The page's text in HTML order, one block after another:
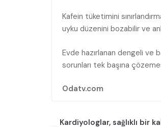
Kafein tüketimini
uyku düzenini bozabilir ve
Evde hazırlanan dengeli ve
sorunları tek başına
Odatv.com
Kardiyologlar, sağlıklı bir